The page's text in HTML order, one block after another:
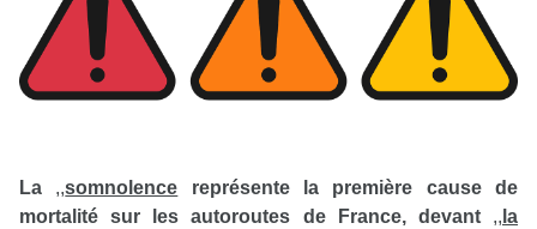
La ,,somnolence représente la première cause de
mortalité sur les autoroutes de France, devant ,, la